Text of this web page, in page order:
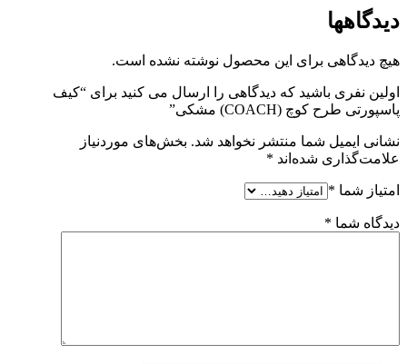
دیدگاهها
هیچ دیدگاهی برای این محصول نوشته نشده است.
اولین نفری باشید که دیدگاهی را ارسال می کنید برای “کیف
پاسپورتی طرح کوچ (COACH) مشکی”
نشانی ایمیل شما منتشر نخواهد شد. بخش‌های موردنیاز
علامت‌گذاری شده‌اند *
امتیاز شما *
دیدگاه شما *